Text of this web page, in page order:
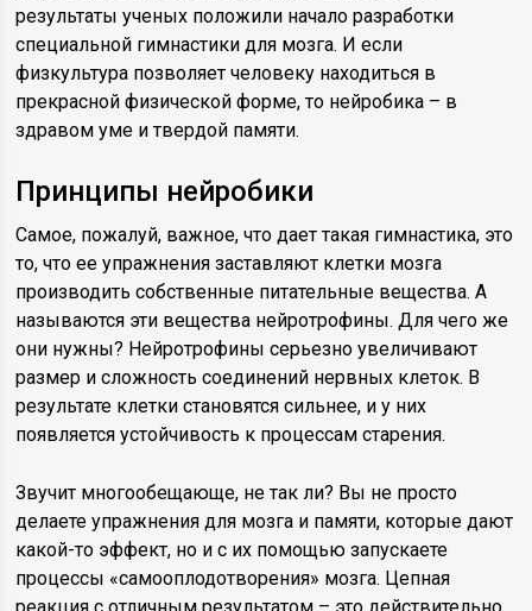
результаты ученых положили начало разработки
специальной гимнастики для мозга. И если
физкультура позволяет человеку находиться в
прекрасной физической форме, то нейробика – в
здравом уме и твердой памяти.
Принципы нейробики
Самое, пожалуй, важное, что дает такая гимнастика, это
то, что ее упражнения заставляют клетки мозга
производить собственные питательные вещества. А
называются эти вещества нейротрофины. Для чего же
они нужны? Нейротрофины серьезно увеличивают
размер и сложность соединений нервных клеток. В
результате клетки становятся сильнее, и у них
появляется устойчивость к процессам старения.
Звучит многообещающе, не так ли? Вы не просто
делаете упражнения для мозга и памяти, которые дают
какой-то эффект, но и с их помощью запускаете
процессы «самооплодотворения» мозга. Цепная